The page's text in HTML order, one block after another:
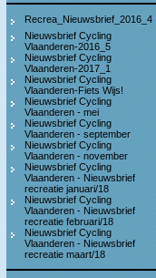
Recrea_Nieuwsbrief_2016_4
Nieuwsbrief Cycling
Vlaanderen-2016_5
Nieuwsbrief Cycling
Vlaanderen-2017_1
Nieuwsbrief Cycling
Vlaanderen-Fiets Wijs!
Nieuwsbrief Cycling
Vlaanderen - mei
Nieuwsbrief Cycling
Vlaanderen - september
Nieuwsbrief Cycling
Vlaanderen - november
Nieuwsbrief Cycling
Vlaanderen - Nieuwsbrief
recreatie januari/18
Nieuwsbrief Cycling
Vlaanderen - Nieuwsbrief
recreatie februari/18
Nieuwsbrief Cycling
Vlaanderen - Nieuwsbrief
recreatie maart/18